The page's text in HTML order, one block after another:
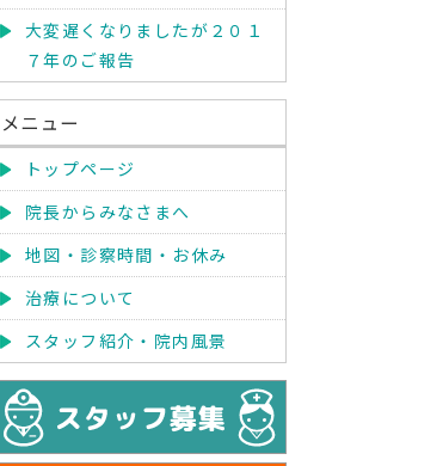
大変遅くなりましたが２０１
７年のご報告
メニュー
トップページ
院長からみなさまへ
地図・診察時間・お休み
治療について
スタッフ紹介・院内風景